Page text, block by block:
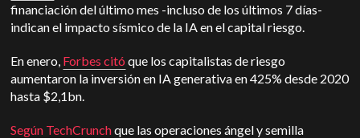
financiación del último mes -incluso de los últimos 7 días-
indican el impacto sísmico de la IA en el capital riesgo.
En enero, Forbes citó que los capitalistas de riesgo
aumentaron la inversión en IA generativa en 425% desde 2020
hasta $2,1bn.
Según TechCrunchque las operaciones ángel y semilla